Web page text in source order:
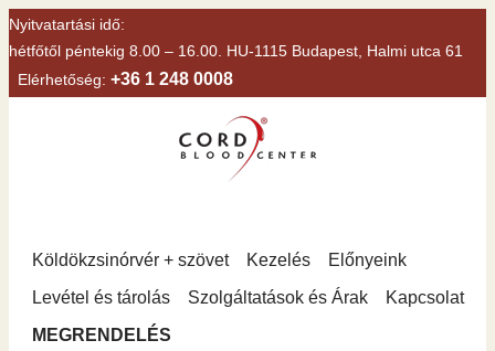
Nyitvatartási idő:
hétfőtől péntekig 8.00 – 16.00. HU-1115 Budapest, Halmi utca 61
Elérhetőség: +36 1 248 0008
Köldökzsinórvér + szövet Kezelés
Előnyeink
Levétel és tárolás
Szolgáltatások és Árak
Kapcsolat
MEGRENDELÉS